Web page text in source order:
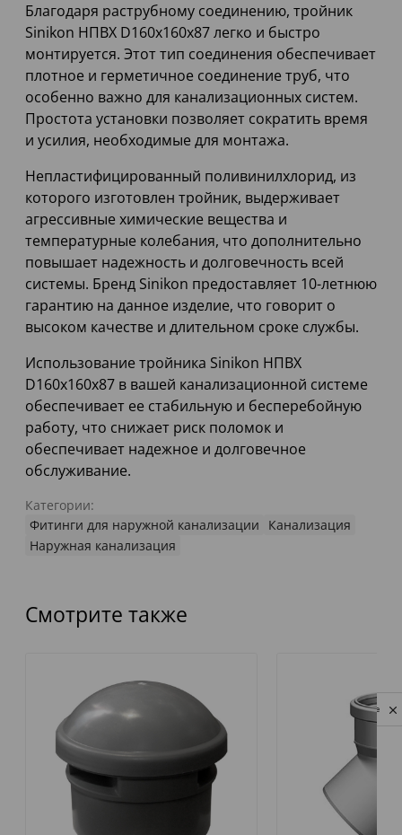
Благодаря раструбному соединению, тройник
Sinikon НПВХ D160x160x87 легко и быстро
монтируется. Этот тип соединения обеспечивает
плотное и герметичное соединение труб, что
особенно важно для канализационных систем.
Простота установки позволяет сократить время
и усилия, необходимые для монтажа.
Непластифицированный поливинилхлорид, из
которого изготовлен тройник, выдерживает
агрессивные химические вещества и
температурные колебания, что дополнительно
повышает надежность и долговечность всей
системы. Бренд Sinikon предоставляет 10-летнюю
гарантию на данное изделие, что говорит о
высоком качестве и длительном сроке службы.
Использование тройника Sinikon НПВХ
D160x160x87 в вашей канализационной системе
обеспечивает ее стабильную и бесперебойную
работу, что снижает риск поломок и
обеспечивает надежное и долговечное
обслуживание.
Категории:
Фитинги для наружной канализации
Канализация
Наружная канализация
Смотрите также
Privacy notice